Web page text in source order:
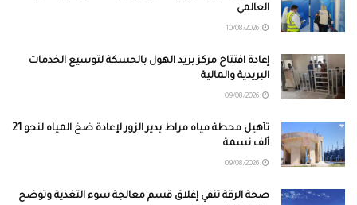
العالمي
إعادة افتتاح مركز بريد الهول بالحسكة لتوسيع الخدمات
البريدية والمالية
تأهيل محطة مياه مراط بدير الزور لإعادة ضخ المياه لنحو 21
ألف نسمة
صحة الرقة تنفي إغلاق قسم معالجة سوء التغذية وتوضح